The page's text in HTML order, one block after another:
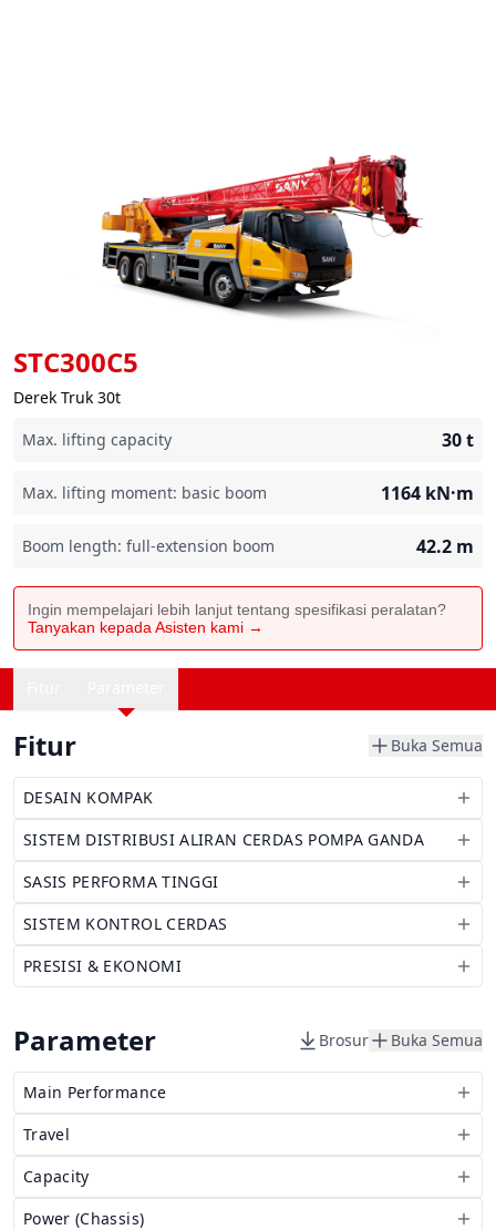
STC300C5
Derek Truk 30t
Max. lifting capacity
30t
Max. lifting moment: basic boom 1164 kN·m
Boom length: full-extension boom 42.2 m
Ingin mempelajari lebih lanjut tentang spesifikasi peralatan?
Tanyakan kepada Asisten kami →
Fitur Buka Semua
DESAIN KOMPAK
SISTEM DISTRIBUSI ALIRAN CERDAS POMPA GANDA
SASIS PERFORMA TINGGI
SISTEM KONTROL CERDAS
PRESISI & EKONOMI
Parameter Brosur Buka Semua
Main Performance
Travel
Capacity
Power (Chassis)